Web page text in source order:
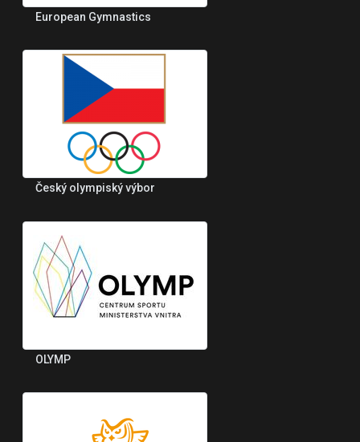
European Gymnastics
Český olympiský výbor
OLYMP